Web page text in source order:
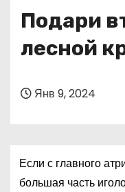
Подари
лесной
Янв 9, 2024
Если с главного
большая часть